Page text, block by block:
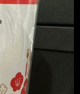
提供） 「這不
釋揭開一場長達
海 關查驗。
美元的Chanel化
值1 400美金的